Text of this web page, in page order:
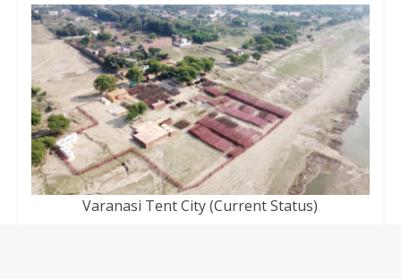
Varanasi Tent City (Current Status)